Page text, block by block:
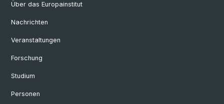
Über das Europainstitut
Nachrichten
Veranstaltungen
Forschung
Studium
Personen